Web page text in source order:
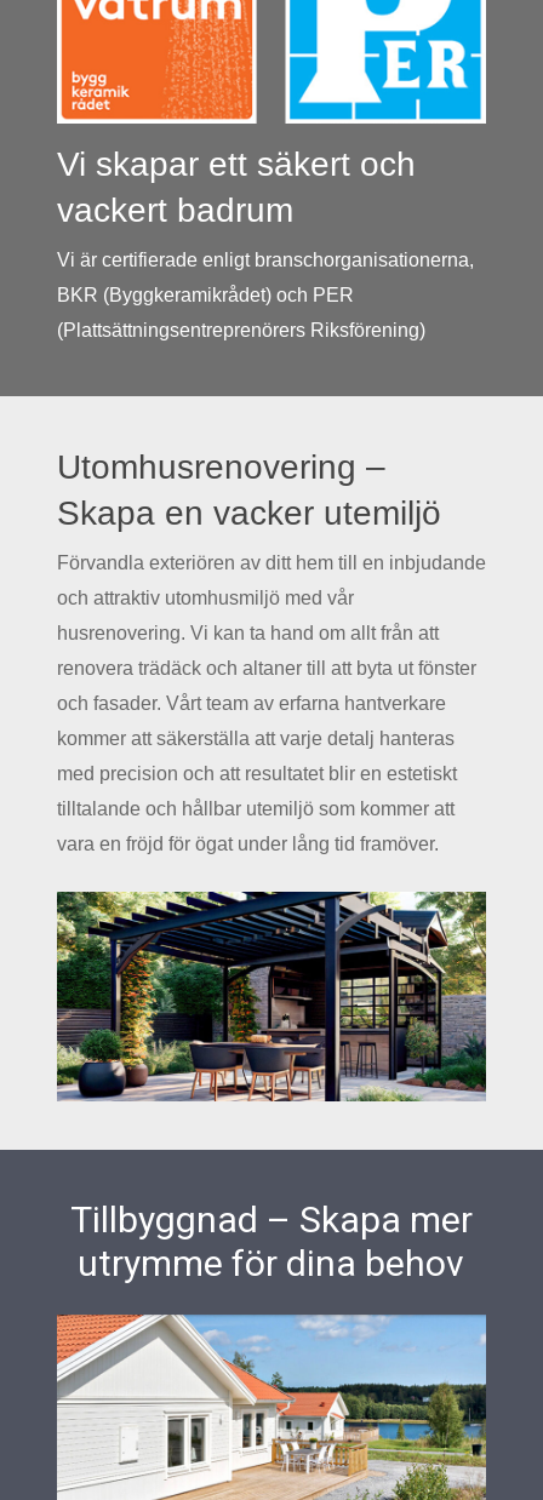
Vi skapar ett säkert och
vackert badrum
Vi är certifierade enligt branschorganisationerna,
BKR (Byggkeramikrådet) och PER
(Plattsättningsentreprenörers Riksförening)
Utomhusrenovering –
Skapa en vacker utemiljö
Förvandla exteriören av ditt hem till en inbjudande
och attraktiv utomhusmiljö med vår
husrenovering. Vi kan ta hand om allt från att
renovera trädäck och altaner till att byta ut fönster
och fasader. Vårt team av erfarna hantverkare
kommer att säkerställa att varje detalj hanteras
med precision och att resultatet blir en estetiskt
tilltalande och hållbar utemiljö som kommer att
vara en fröjd för ögat under lång tid framöver.
Tillbyggnad – Skapa mer
utrymme för dina behov